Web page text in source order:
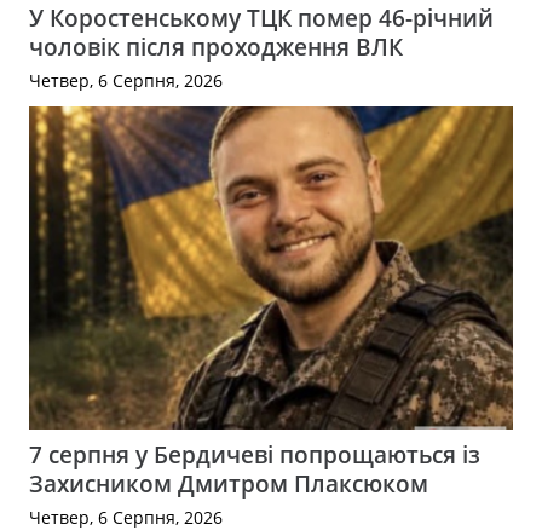
У Коростенському ТЦК помер 46-річний
чоловік після проходження ВЛК
Четвер, 6 Серпня, 2026
7 серпня у Бердичеві попрощаються із
Захисником Дмитром Плаксюком
Четвер, 6 Серпня, 2026